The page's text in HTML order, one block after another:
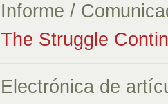
Informe /
The Struggle
Electrónica de